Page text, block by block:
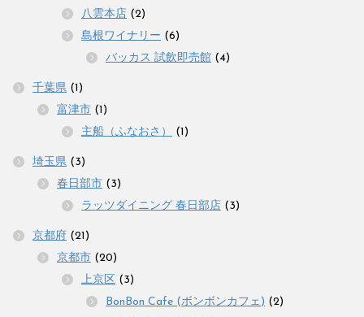
八雲本店 (2)
島根ワイナリー (6)
バッカス 試飲即売館 (4)
千葉県 (1)
富津市 (1)
主船（ふなおさ）
(1)
埼玉県 (3)
春日部市 (3)
ラッツダイニング 春日部店 (3)
京都府 (21)
京都市 (20)
上京区 (3)
BonBon Cafe (ボンボンカフェ) (2)